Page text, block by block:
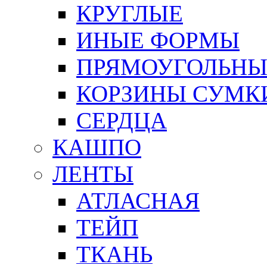
КРУГЛЫЕ
ИНЫЕ ФОРМЫ
КОРЗИНЫ
СЕРДЦА
КАШПО
ЛЕНТЫ
АТЛАСНАЯ
ТЕЙП
ТКАНЬ